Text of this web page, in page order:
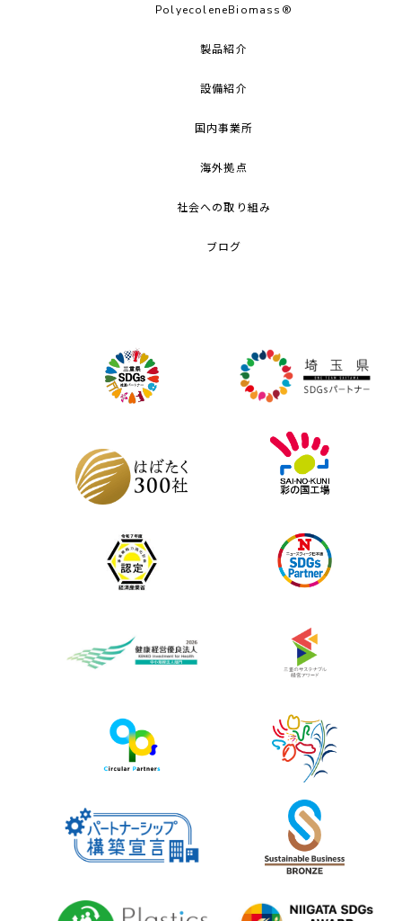
PolyecoleneBiomass®
製品紹介
設備紹介
国内事業所
海外拠点
社会への取り組み
ブログ